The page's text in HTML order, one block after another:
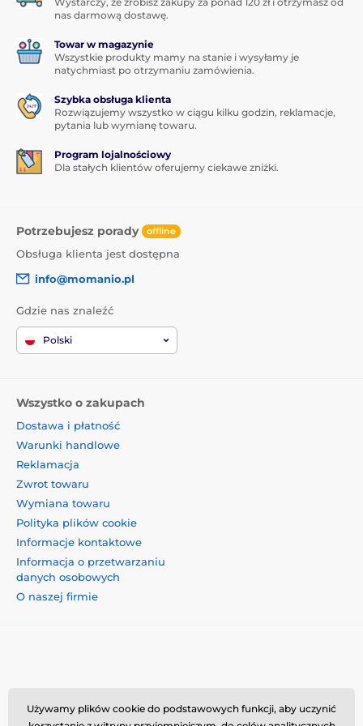
nas darmową dostawę.
Towar w magazynie
Wszystkie produkty mamy na stanie i wysyłamy je
natychmiast po otrzymaniu zamówienia.
Szybka obsługa klienta
Rozwiązujemy wszystko w ciągu kilku godzin, reklamacje,
pytania lub wymianę towaru.
Program lojalnościowy
Dla stałych klientów oferujemy ciekawe zniżki.
Potrzebujesz porady offline
Obsługa klienta jest dostępna
info@momanio.pl
Gdzie nas znaleźć
Polski
Wszystko o zakupach
Dostawa i płatność
Warunki handlowe
Reklamacja
Zwrot towaru
Wymiana towaru
Polityka plików cookie
Informacje kontaktowe
Informacja o przetwarzaniu
danych osobowych
O naszej firmie
Momanio s.r.o., Okružní 361/14, 74718, Píšť, Czechy,
Używamy plików cookie do podstawowych funkcji, aby uczynić